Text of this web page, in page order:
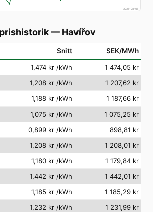
2026-08-08
— Havířov
Snitt SEK/MWh
1,474 kr /kWh
1 474,05 kr
1,208 kr /kWh
1 207,62 kr
1,188 kr /kWh
1 187,66 kr
1,075 kr /kWh
1 075,25 kr
0,899 kr /kWh
898,81 kr
1,208 kr /kWh
1 208,01 kr
1,180 kr /kWh
1 179,84 kr
1,442 kr /kWh
1 442,01 kr
1,185 kr /kWh
1 185,29 kr
1,232 kr /kWh
1 231,99 kr